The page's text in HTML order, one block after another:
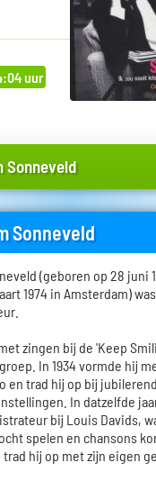
uur
Sonneveld
Sonneveld
(geboren op 28 juni
1974 in Amsterdam)
zingen bij de 'Keep
In 1934 vormde hij
en trad hij op bij
In datzelfde
bij Louis Davids,
spelen en chansons
hij op met zijn eigen